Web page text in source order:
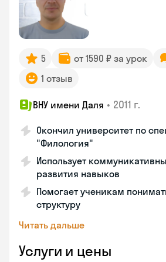
5 от 1590 ₽ за урок
1 отзыв
ВНУ имени Даля • 2011 г.
Окончил университет по
"Филология"
Использует
развития навыков
Помогает ученикам
структуру
Читать дальше
Услуги и цены